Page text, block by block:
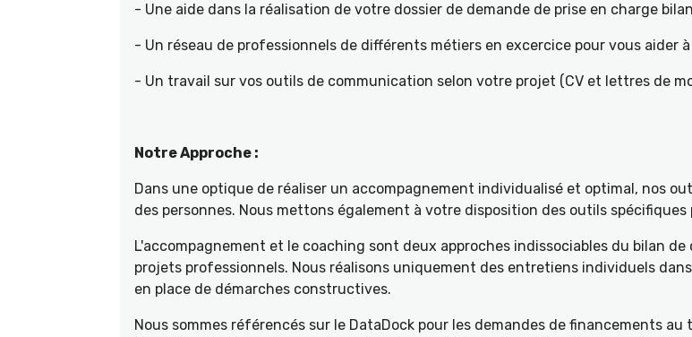
- Une aide dans la réalisation de votre dossier de demande de prise en charge
- Un réseau de professionnels de différents métiers en excercice pour vous aider
- Un travail sur vos outils de communication selon votre projet (CV et lettres de
Notre Approche :
Dans une optique de réaliser un accompagnement individualisé et optimal, nos
des personnes. Nous mettons également à votre disposition des outils
L'accompagnement et le coaching sont deux approches indissociables du bilan
projets professionnels. Nous réalisons uniquement des entretiens individuels
en place de démarches constructives.
Nous sommes référencés sur le DataDock pour les demandes de financements